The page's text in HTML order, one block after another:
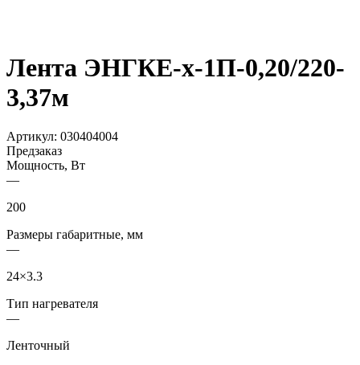
Лента ЭНГКЕ-х-1П-0,20/220-
3,37м
Артикул: 030404004
Предзаказ
Мощность, Вт
—
200
Размеры габаритные, мм
—
24×3.3
Тип нагревателя
—
Ленточный